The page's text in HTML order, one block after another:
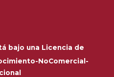
bajo una Licencia de
NoComercial-